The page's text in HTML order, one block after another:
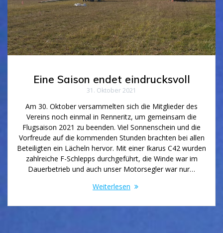
Eine Saison endet eindrucksvoll
31. Oktober 2021
Am 30. Oktober versammelten sich die Mitglieder des
Vereins noch einmal in Renneritz, um gemeinsam die
Flugsaison 2021 zu beenden. Viel Sonnenschein und die
Vorfreude auf die kommenden Stunden brachten bei allen
Beteiligten ein Lächeln hervor. Mit einer Ikarus C42 wurden
zahlreiche F-Schlepps durchgeführt, die Winde war im
Dauerbetrieb und auch unser Motorsegler war nur…
Weiterlesen